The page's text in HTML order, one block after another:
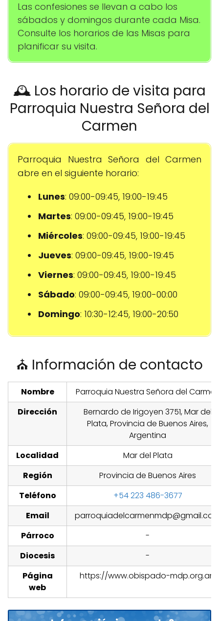
Las confesiones se llevan a cabo los
sábados y domingos durante cada Misa.
Consulte los horarios de las Misas para
planificar su visita.
🕰️ Los horario de visita para
Parroquia Nuestra Señora del
Carmen
Parroquia Nuestra Señora del Carmen
abre en el siguiente horario:
Lunes: 09:00-09:45, 19:00-19:45
Martes: 09:00-09:45, 19:00-19:45
Miércoles: 09:00-09:45, 19:00-19:45
Jueves: 09:00-09:45, 19:00-19:45
Viernes: 09:00-09:45, 19:00-19:45
Sábado: 09:00-09:45, 19:00-00:00
Domingo: 10:30-12:45, 19:00-20:50
⛪ Información de contacto
Nombre
Parroquia Nuestra Señora del
Dirección
Bernardo de Irigoyen 3751, Mar del
Plata, Provincia de Buenos Aires,
Argentina
Localidad
Mar del Plata
Región
Provincia de Buenos Aires
Teléfono
+54 223 486-3677
Email
Párroco
-
Diocesis
-
Página
web
https://www.obispado-mdp.org.ar/